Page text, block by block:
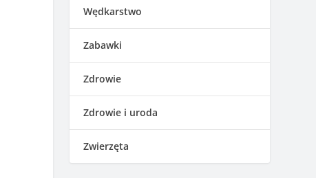
Wędkarstwo
Zabawki
Zdrowie
Zdrowie i uroda
Zwierzęta